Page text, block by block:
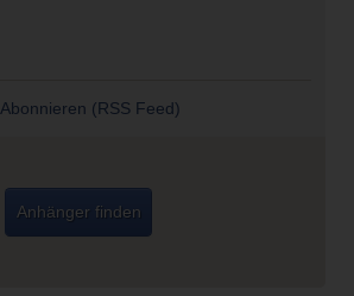
Abonnieren (RSS Feed)
Anhänger finden